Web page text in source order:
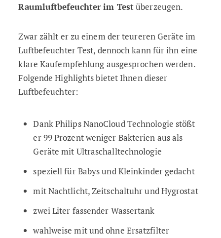
Raumluftbefeuchter im Testüberzeugen.
Zwar zählt er zu einem der teureren Geräte im
Luftbefeuchter Test, dennoch kann für ihn eine
klare Kaufempfehlung ausgesprochen werden.
Folgende Highlights bietet Ihnen dieser
Luftbefeuchter:
Dank Philips NanoCloud Technologie stößt
er 99 Prozent weniger Bakterien aus als
Geräte mit Ultraschalltechnologie
speziell für Babys und Kleinkinder gedacht
mit Nachtlicht, Zeitschaltuhr und Hygrostat
zwei Liter fassender Wassertank
wahlweise mit und ohne Ersatzfilter